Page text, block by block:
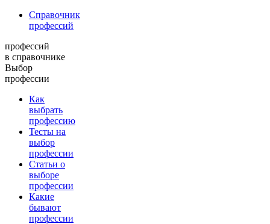
Справочник
профессий
профессий
в справочнике
Выбор
профессии
Как
выбрать
профессию
Тесты на
выбор
профессии
Статьи о
выборе
профессии
Какие
бывают
профессии